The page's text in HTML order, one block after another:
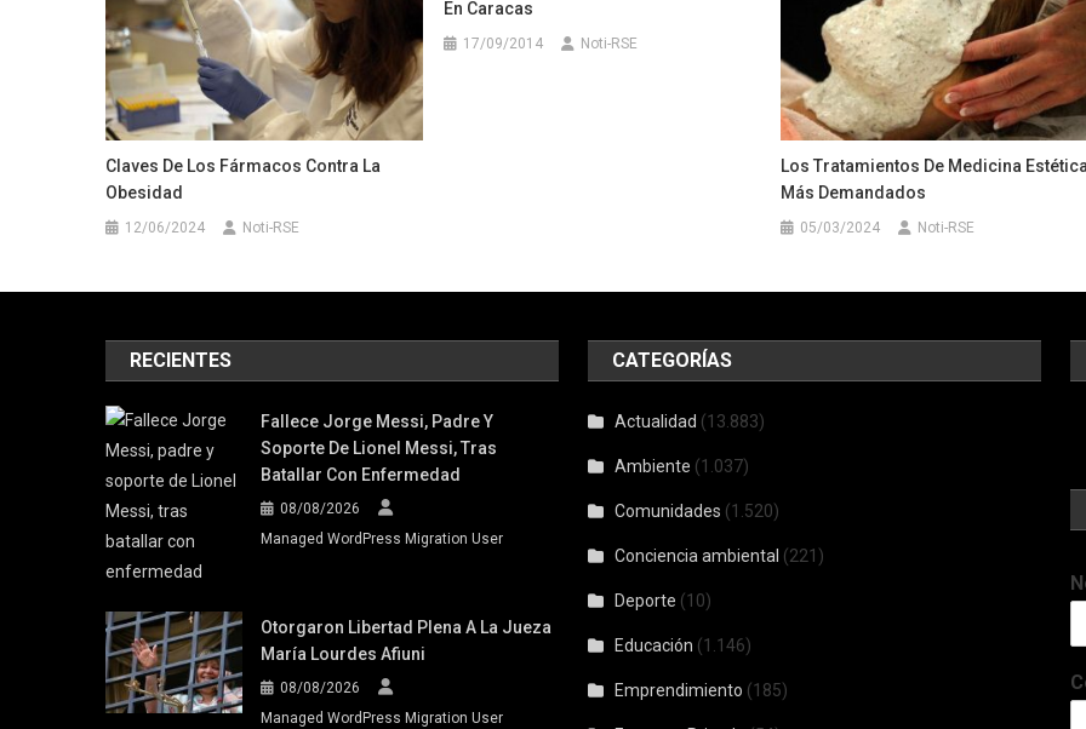
Claves De Los Fármacos Contra La
Obesidad
12/06/2024 Noti-RSE
En Caracas
17/09/2014 Noti-RSE
Los Tratamientos De Medicina
Más Demandados
05/03/2024 Noti-RSE
RECIENTES
Fallece Jorge Messi, Padre Y
Soporte De Lionel Messi, Tras
Batallar Con Enfermedad
08/08/2026
Managed WordPress Migration User
Otorgaron Libertad Plena A La Jueza
María Lourdes Afiuni
08/08/2026
Managed WordPress Migration User
CATEGORÍAS
Actualidad (13.883)
Ambiente (1.037)
Comunidades (1.520)
Conciencia ambiental (221)
Deporte (10)
Educación (1.146)
Emprendimiento (185)